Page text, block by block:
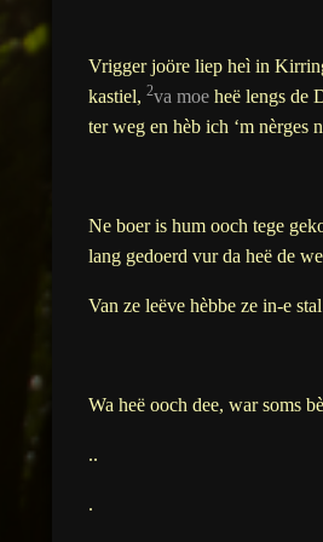
Vrigger joöre liep heì in
kastiel, 2va moe heë lengs de
ter weg en hèb ich ‘m nèrges
Ne boer is hum ooch tege
lang gedoerd vur da heë de
Van ze leëve hèbbe ze in-e stal
Wa heë ooch dee, war soms
..
.